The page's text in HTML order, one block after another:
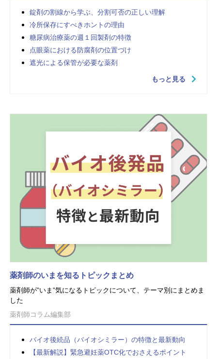
錠剤の割線から学ぶ、分割可否の正しい理解
冷所保存にすべきホントの理由
糖尿病治療薬の週１回製剤の特徴
点眼薬における防腐剤の位置づけ
遮光による保管が必要な薬剤
もっと見る
薬剤師のいまを知るトピックまとめ
薬剤師が”いま”気になるトピックについて、テーマ別にまとめま
した
薬剤師コラム編集部
バイオ後続品（バイオシミラー）の特徴と最新動向
【最新解説】緊急避妊薬OTC化でおさえるポイント